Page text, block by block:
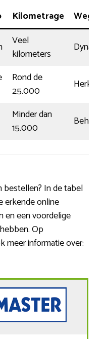
Kilometrage
Veel
kilometers
Rond de
25.000
Minder dan
15.000
In de tabel
erkende online
en een voordelige
hebben. Op
meer informatie over: